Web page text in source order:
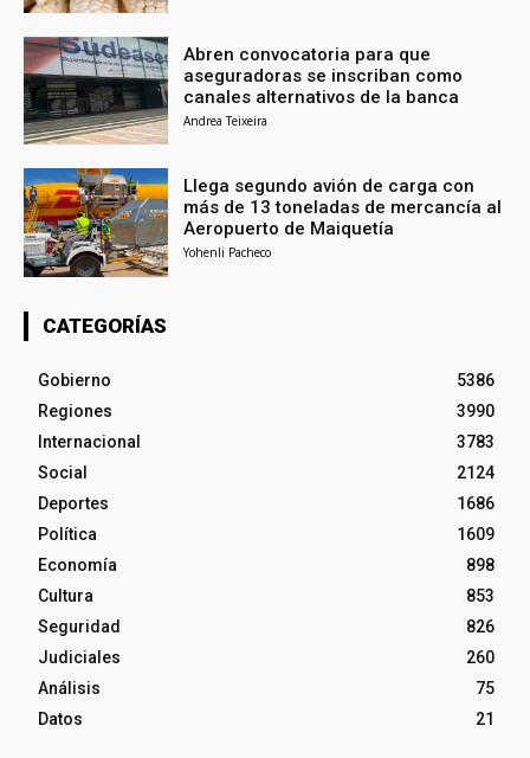
Abren convocatoria para que
aseguradoras se inscriban como
canales alternativos de la banca
Andrea Teixeira
Llega segundo avión de carga con
más de 13 toneladas de mercancía al
Aeropuerto de Maiquetía
Yohenli Pacheco
CATEGORÍAS
Gobierno
5386
Regiones
3990
Internacional
3783
Social
2124
Deportes
1686
Política
1609
Economía
898
Cultura
853
Seguridad
826
Judiciales
260
Análisis
75
Datos
21